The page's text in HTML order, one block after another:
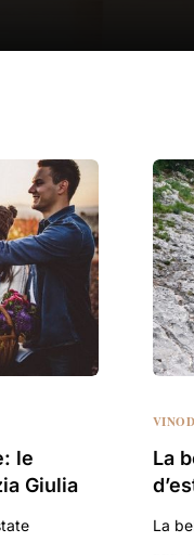
le
Giulia
La
La